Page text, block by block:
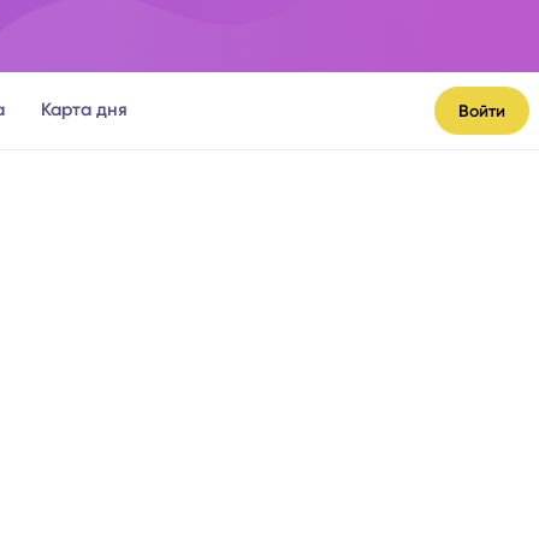
Карта дня Войти